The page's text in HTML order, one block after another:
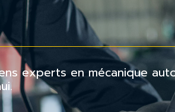
experts en mécanique